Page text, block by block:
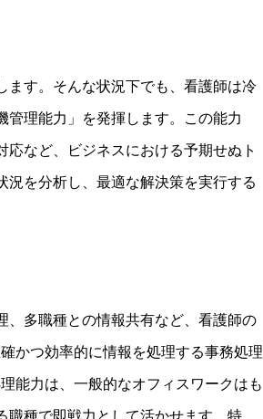
ます。そんな状況下でも、看護師は冷
理能力」を発揮します。この能力
など、ビジネスにおける予期せぬト
況を分析し、最適な解決策を実行する
、多職種との情報共有など、看護師の
かつ効率的に情報を処理する事務処理
能力は、一般的なオフィスワークはも
職種で即戦力として活かせます。特